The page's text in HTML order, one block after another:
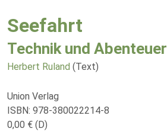
Seefahrt
Technik und Abenteuer
Herbert Ruland (Text)
Union Verlag
ISBN: 978-380022214-8
0,00 € (D)